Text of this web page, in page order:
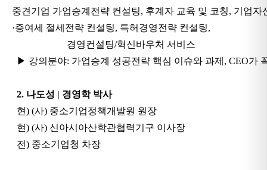
중견기업 가업승계전략 컨설팅, 후계자 교육 및 코칭, 기업
·증여세 절세전략 컨설팅, 특허경영전략 컨설팅,
경영컨설팅/혁신바우처 서비스
▶ 강의분야: 가업승계 성공전략 핵심 이슈와 과제, CEO가
2. 나도성 | 경영학 박사
현) (사) 중소기업정책개발원 원장
현) (사) 신아시아산학관협력기구 이사장
전) 중소기업청 차장